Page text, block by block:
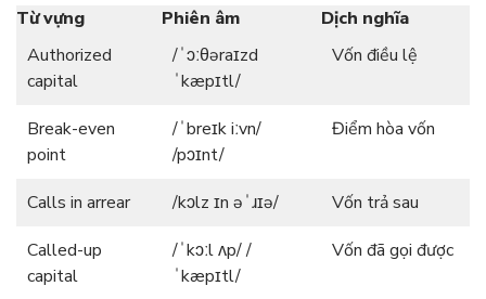
Từ vựng Phiên âm
Dịch nghĩa
Authorized
capital
/ˈɔːθəraɪzd
ˈkæpɪtl/
Vốn điều lệ
Break-even
point
/ˈbreɪk iːvn/
/pɔɪnt/
Điểm hòa vốn
Calls in arrear /kɔlz ɪn əˈɹɪə/
Vốn trả sau
Called-up
capital
/ˈkɔːl ʌp/ /
ˈkæpɪtl/
Vốn đã gọi được